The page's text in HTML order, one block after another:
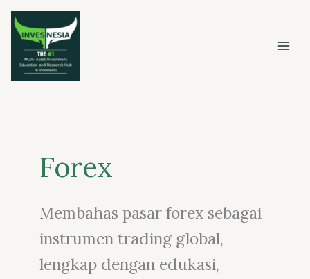
Skip
content
Forex
Membahas pasar forex sebagai
instrumen trading global,
lengkap dengan edukasi,